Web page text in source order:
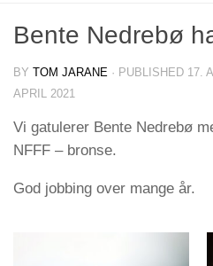
Bente Nedrebø
BY TOM JARANE · PUBLISHED 17.
APRIL 2021
Vi gatulerer Bente Nedrebø
NFFF – bronse.
God jobbing over mange år.